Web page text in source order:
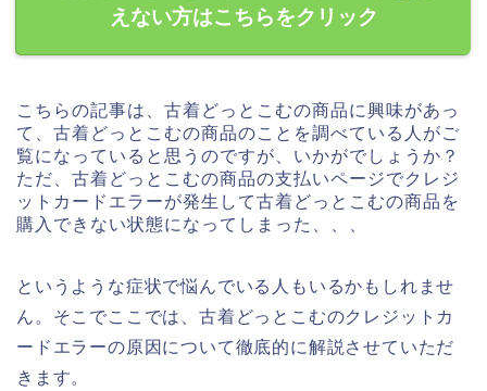
えない方はこちらをクリック
こちらの記事は、古着どっとこむの商品に興味があっ
て、古着どっとこむの商品のことを調べている人がご
覧になっていると思うのですが、いかがでしょうか？
ただ、古着どっとこむの商品の支払いページでクレジ
ットカードエラーが発生して古着どっとこむの商品を
購入できない状態になってしまった、、、
というような症状で悩んでいる人もいるかもしれませ
ん。そこでここでは、古着どっとこむのクレジットカ
ードエラーの原因について徹底的に解説させていただ
きます。